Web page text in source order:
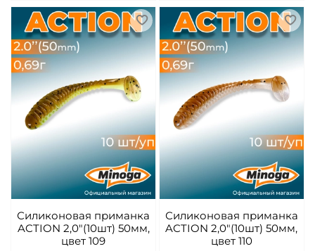
Силиконовая приманка
ACTION 2,0"(10шт) 50мм,
цвет 109
Силиконовая приманка
ACTION 2,0"(10шт) 50мм,
цвет 110